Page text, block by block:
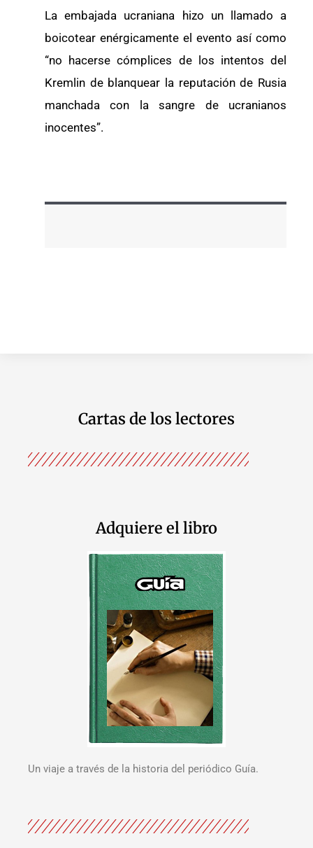
La embajada ucraniana hizo un llamado a
boicotear enérgicamente el evento así como
“no hacerse cómplices de los intentos del
Kremlin de blanquear la reputación de Rusia
manchada con la sangre de ucranianos
inocentes”.
Cartas de los lectores
Adquiere el libro
Un viaje a través de la historia del periódico Guía.